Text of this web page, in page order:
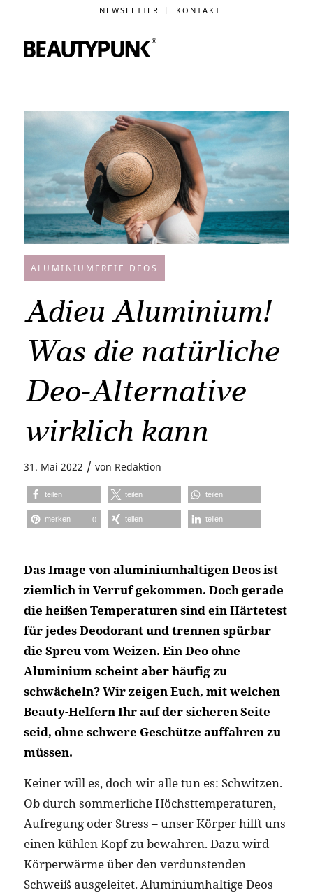
NEWSLETTER KONTAKT
ALUMINIUMFREIE DEOS
Adieu Aluminium!
Was die natürliche
Deo-Alternative
wirklich kann
31. Mai 2022 / von Redaktion
teilen teilen teilen
merken 0 teilen teilen
Das Image von aluminiumhaltigen Deos ist
ziemlich in Verruf gekommen. Doch gerade
die heißen Temperaturen sind ein Härtetest
für jedes Deodorant und trennen spürbar
die Spreu vom Weizen. Ein Deo ohne
Aluminium scheint aber häufig zu
schwächeln? Wir zeigen Euch, mit welchen
Beauty-Helfern Ihr auf der sicheren Seite
seid, ohne schwere Geschütze auffahren zu
müssen.
Keiner will es, doch wir alle tun es: Schwitzen.
Ob durch sommerliche Höchsttemperaturen,
Aufregung oder Stress – unser Körper hilft uns
einen kühlen Kopf zu bewahren. Dazu wird
Körperwärme über den verdunstenden
Schweiß ausgeleitet. Aluminiumhaltige Deos